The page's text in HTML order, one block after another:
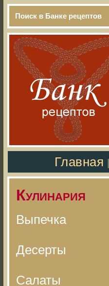
Поиск в Банке рецептов
Главная
Кулинария
Выпечка
Десерты
Салаты